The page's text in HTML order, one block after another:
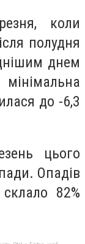
коли
полудня
днем
до -6,3
цього
Опадів
82%